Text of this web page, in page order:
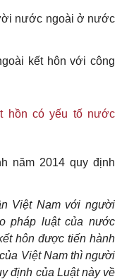
nước ngoài ở nước
kết hôn với công
hồn có yếu tố nước
năm 2014 quy định
Việt Nam với người
pháp luật của nước
hôn được tiến hành
Việt Nam thì người
định của Luật này về